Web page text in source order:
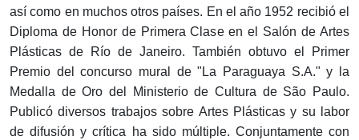
así como en muchos otros países. En el año 1952 recibió el
Diploma de Honor de Primera Clase en el Salón de Artes
Plásticas de Río de Janeiro. También obtuvo el Primer
Premio del concurso mural de "La Paraguaya S.A." y la
Medalla de Oro del Ministerio de Cultura de São Paulo.
Publicó diversos trabajos sobre Artes Plásticas y su labor
de difusión y crítica ha sido múltiple. Conjuntamente con